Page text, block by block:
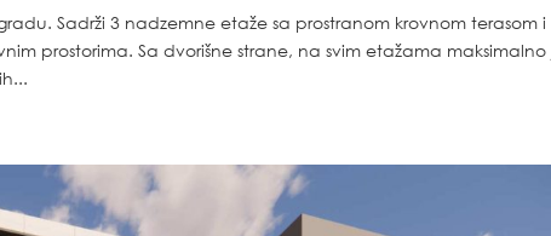
Sadrži 3 nadzemne etaže sa prostranom krovnom terasom i
prostorima. Sa dvorišne strane, na svim etažama maksimalno